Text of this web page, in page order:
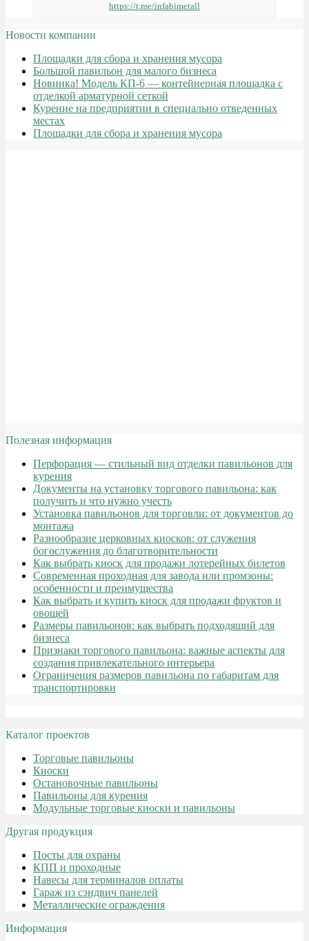
https://t.me/infabimetall
Новости компании
Площадки для сбора и хранения мусора
Большой павильон для малого бизнеса
Новинка! Модель КП-6 — контейнерная площадка с
отделкой арматурной сеткой
Курение на предприятии в специально отведенных
местах
Площадки для сбора и хранения мусора
Полезная информация
Перфорация — стильный вид отделки павильонов для
курения
Документы на установку торгового павильона: как
получить и что нужно учесть
Установка павильонов для торговли: от документов до
монтажа
Разнообразие церковных киосков: от служения
богослужения до благотворительности
Как выбрать киоск для продажи лотерейных билетов
Современная проходная для завода или промзоны:
особенности и преимущества
Как выбрать и купить киоск для продажи фруктов и
овощей
Размеры павильонов: как выбрать подходящий для
бизнеса
Признаки торгового павильона: важные аспекты для
создания привлекательного интерьера
Ограничения размеров павильона по габаритам для
транспортировки
Каталог проектов
Торговые павильоны
Киоски
Остановочные павильоны
Павильоны для курения
Модульные торговые киоски и павильоны
Другая продукция
Посты для охраны
КПП и проходные
Навесы для терминалов оплаты
Гараж из сэндвич панелей
Металлические ограждения
Информация